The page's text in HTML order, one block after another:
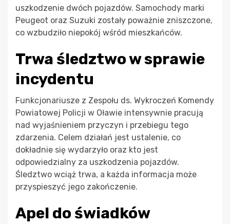
uszkodzenie dwóch pojazdów. Samochody marki
Peugeot oraz Suzuki zostały poważnie zniszczone,
co wzbudziło niepokój wśród mieszkańców.
Trwa śledztwo w sprawie
incydentu
Funkcjonariusze z Zespołu ds. Wykroczeń Komendy
Powiatowej Policji w Oławie intensywnie pracują
nad wyjaśnieniem przyczyn i przebiegu tego
zdarzenia. Celem działań jest ustalenie, co
dokładnie się wydarzyło oraz kto jest
odpowiedzialny za uszkodzenia pojazdów.
Śledztwo wciąż trwa, a każda informacja może
przyspieszyć jego zakończenie.
Apel do świadków